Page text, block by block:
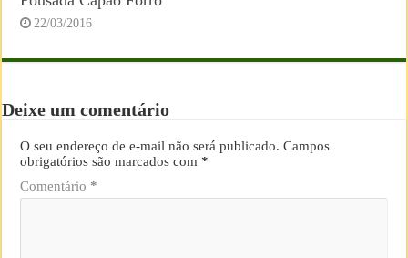
22/03/2016
Deixe um comentário
O seu endereço de e-mail não será publicado. Campos
obrigatórios são marcados com*
Comentário *